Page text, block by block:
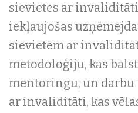
sievietes ar
iekļaujošas
sievietēm ar
metodoloģiju, kas
mentoringu, un darbu
ar invaliditāti, kas